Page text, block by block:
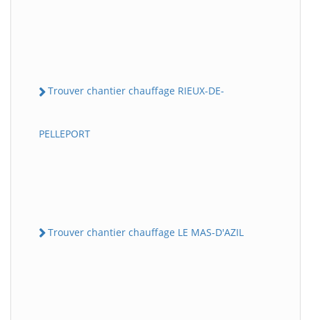
Trouver chantier chauffage RIEUX-DE-
PELLEPORT
Trouver chantier chauffage LE MAS-D'AZIL